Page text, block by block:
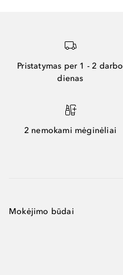
Pristatymas per 1 - 2 darbo
dienas
2 nemokami mėginėliai
Mokėjimo būdai